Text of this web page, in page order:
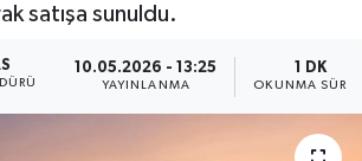
satışa sunuldu.
10.05.2026 - 13:25
YAYINLANMA
1 DK
OKUNMA